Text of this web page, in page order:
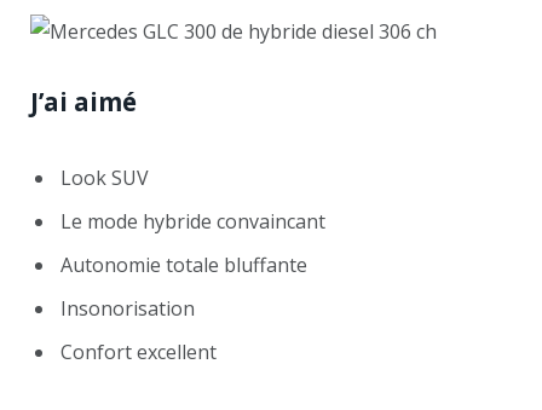
J’ai aimé
Look SUV
Le mode hybride convaincant
Autonomie totale bluffante
Insonorisation
Confort excellent